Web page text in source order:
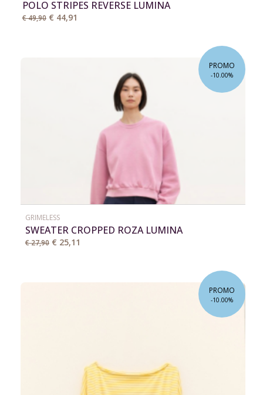
POLO STRIPES REVERSE LUMINA
€ 49,90 € 44,91
PROMO
-10.00%
GRIMELESS
SWEATER CROPPED ROZA LUMINA
€ 27,90 € 25,11
PROMO
-10.00%